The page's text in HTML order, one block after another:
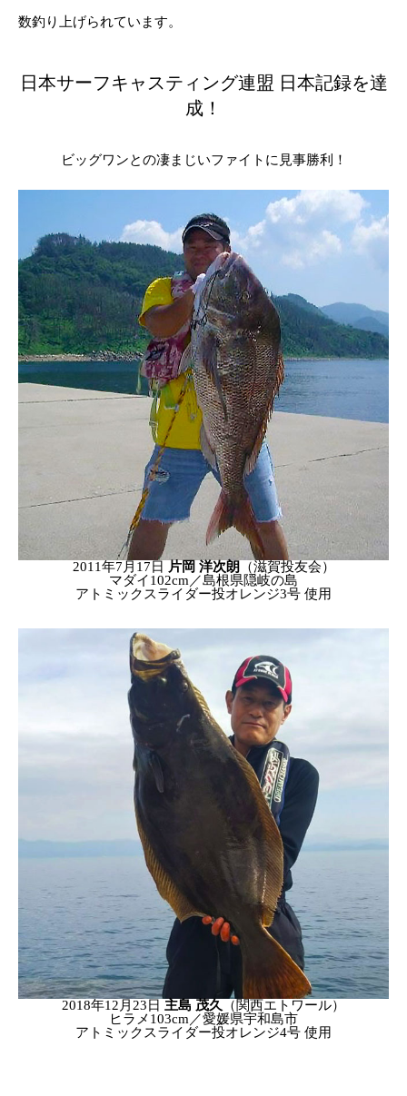
数釣り上げられています。
日本サーフキャスティング連盟 日本記録を達
成！
ビッグワンとの凄まじいファイトに見事勝利！
2011年7月17日 片岡 洋次朗 （滋賀投友会）
マダイ102cm／島根県隠岐の島
アトミックスライダー投オレンジ3号 使用
2018年12月23日 主島 茂久 （関西エトワール）
ヒラメ103cm／愛媛県宇和島市
アトミックスライダー投オレンジ4号 使用